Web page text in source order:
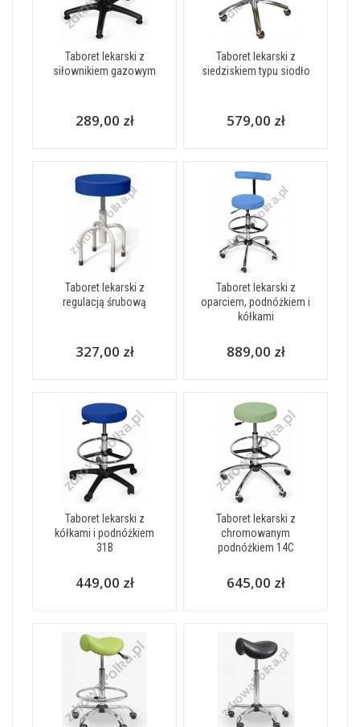
Taboret lekarski z
siłownikiem gazowym
289,00 zł
Taboret lekarski z
siedziskiem typu siodło
579,00 zł
Taboret lekarski z
regulacją śrubową
327,00 zł
Taboret lekarski z
oparciem, podnóżkiem i
kółkami
889,00 zł
Taboret lekarski z
kółkami i podnóżkiem
31B
449,00 zł
Taboret lekarski z
chromowanym
podnóżkiem 14C
645,00 zł